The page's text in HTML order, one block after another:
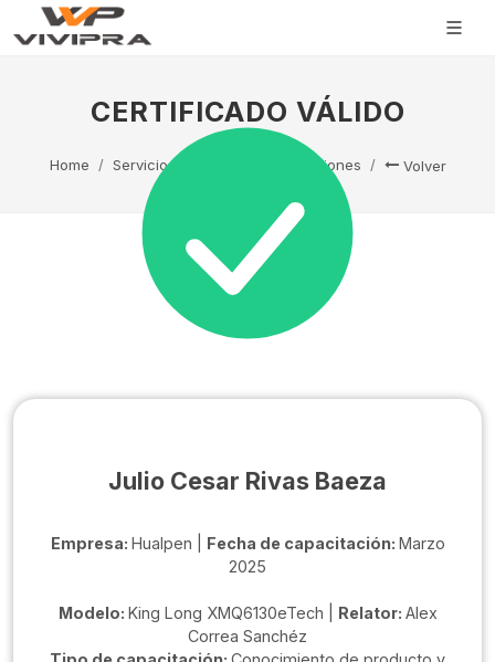
CERTIFICADO VÁLIDO
Home Servicio Técnico Capacitaciones Volver
Julio Cesar Rivas Baeza
Empresa: Hualpen | Fecha de capacitación: Marzo
2025
Modelo: King Long XMQ6130eTech | Relator: Alex
Correa Sanchéz